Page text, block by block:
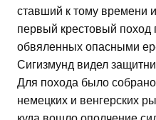
ставший к тому времени
первый крестовый поход
обвяленных опасными
Сигизмунд видел
Для похода было
немецких и венгерских